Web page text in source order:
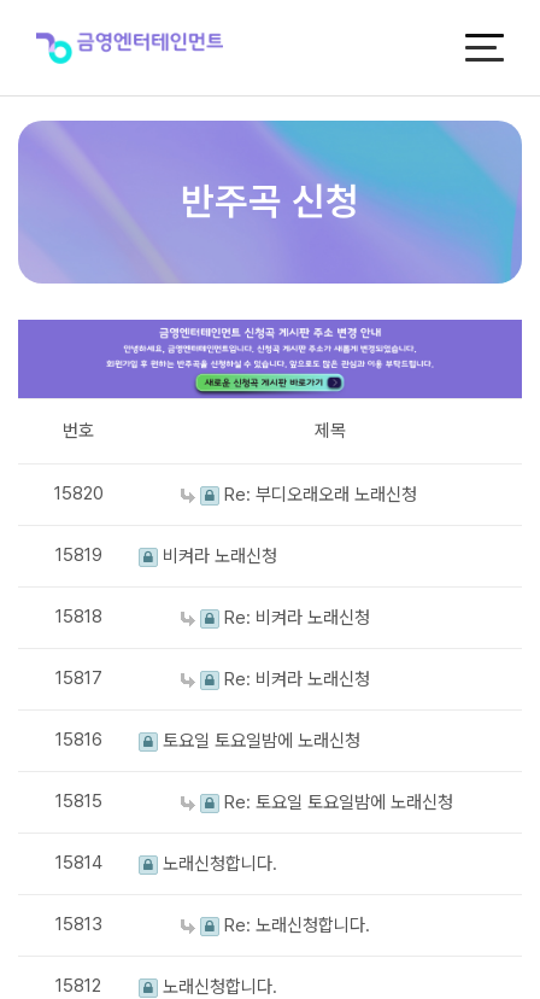
반주곡 신청
번호 제목
15820 Re: 부디오래오래 노래신청
15819 비켜라 노래신청
15818 Re: 비켜라 노래신청
15817 Re: 비켜라 노래신청
15816 토요일 토요일밤에 노래신청
15815 Re: 토요일 토요일밤에 노래신청
15814 노래신청합니다.
15813 Re: 노래신청합니다.
15812 노래신청합니다.